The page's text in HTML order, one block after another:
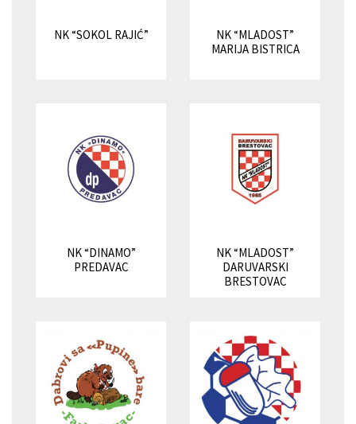
NK “SOKOL RAJIĆ”
NK “MLADOST”
MARIJA BISTRICA
NK “DINAMO”
PREDAVAC
NK “MLADOST”
DARUVARSKI
BRESTOVAC